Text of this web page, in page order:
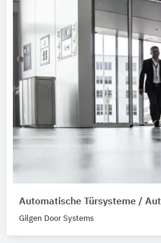
Automatische Türsysteme /
Gilgen Door Systems